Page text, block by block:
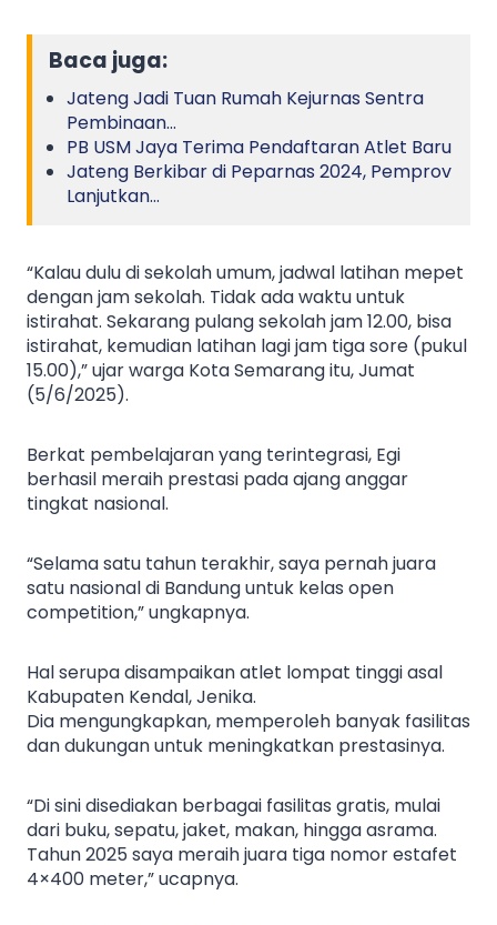
Baca juga:
Jateng Jadi Tuan Rumah Kejurnas Sentra
Pembinaan…
PB USM Jaya Terima Pendaftaran Atlet Baru
Jateng Berkibar di Peparnas 2024, Pemprov
Lanjutkan…
“Kalau dulu di sekolah umum, jadwal latihan mepet
dengan jam sekolah. Tidak ada waktu untuk
istirahat. Sekarang pulang sekolah jam 12.00, bisa
istirahat, kemudian latihan lagi jam tiga sore (pukul
15.00),” ujar warga Kota Semarang itu, Jumat
(5/6/2025).
Berkat pembelajaran yang terintegrasi, Egi
berhasil meraih prestasi pada ajang anggar
tingkat nasional.
“Selama satu tahun terakhir, saya pernah juara
satu nasional di Bandung untuk kelas open
competition,” ungkapnya.
Hal serupa disampaikan atlet lompat tinggi asal
Kabupaten Kendal, Jenika.
Dia mengungkapkan, memperoleh banyak fasilitas
dan dukungan untuk meningkatkan prestasinya.
“Di sini disediakan berbagai fasilitas gratis, mulai
dari buku, sepatu, jaket, makan, hingga asrama.
Tahun 2025 saya meraih juara tiga nomor estafet
4×400 meter,” ucapnya.